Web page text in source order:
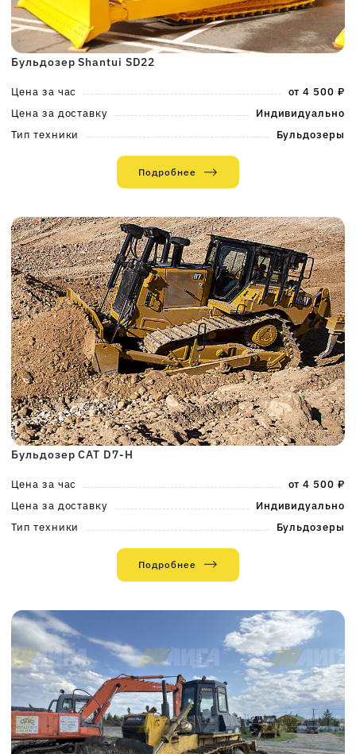
Бульдозер Shantui SD22
Цена за час
от 4 500 ₽
Цена за доставку
Индивидуально
Тип техники
Бульдозеры
Подробнее
Бульдозер CAT D7-H
Цена за час
от 4 500 ₽
Цена за доставку
Индивидуально
Тип техники
Бульдозеры
Подробнее